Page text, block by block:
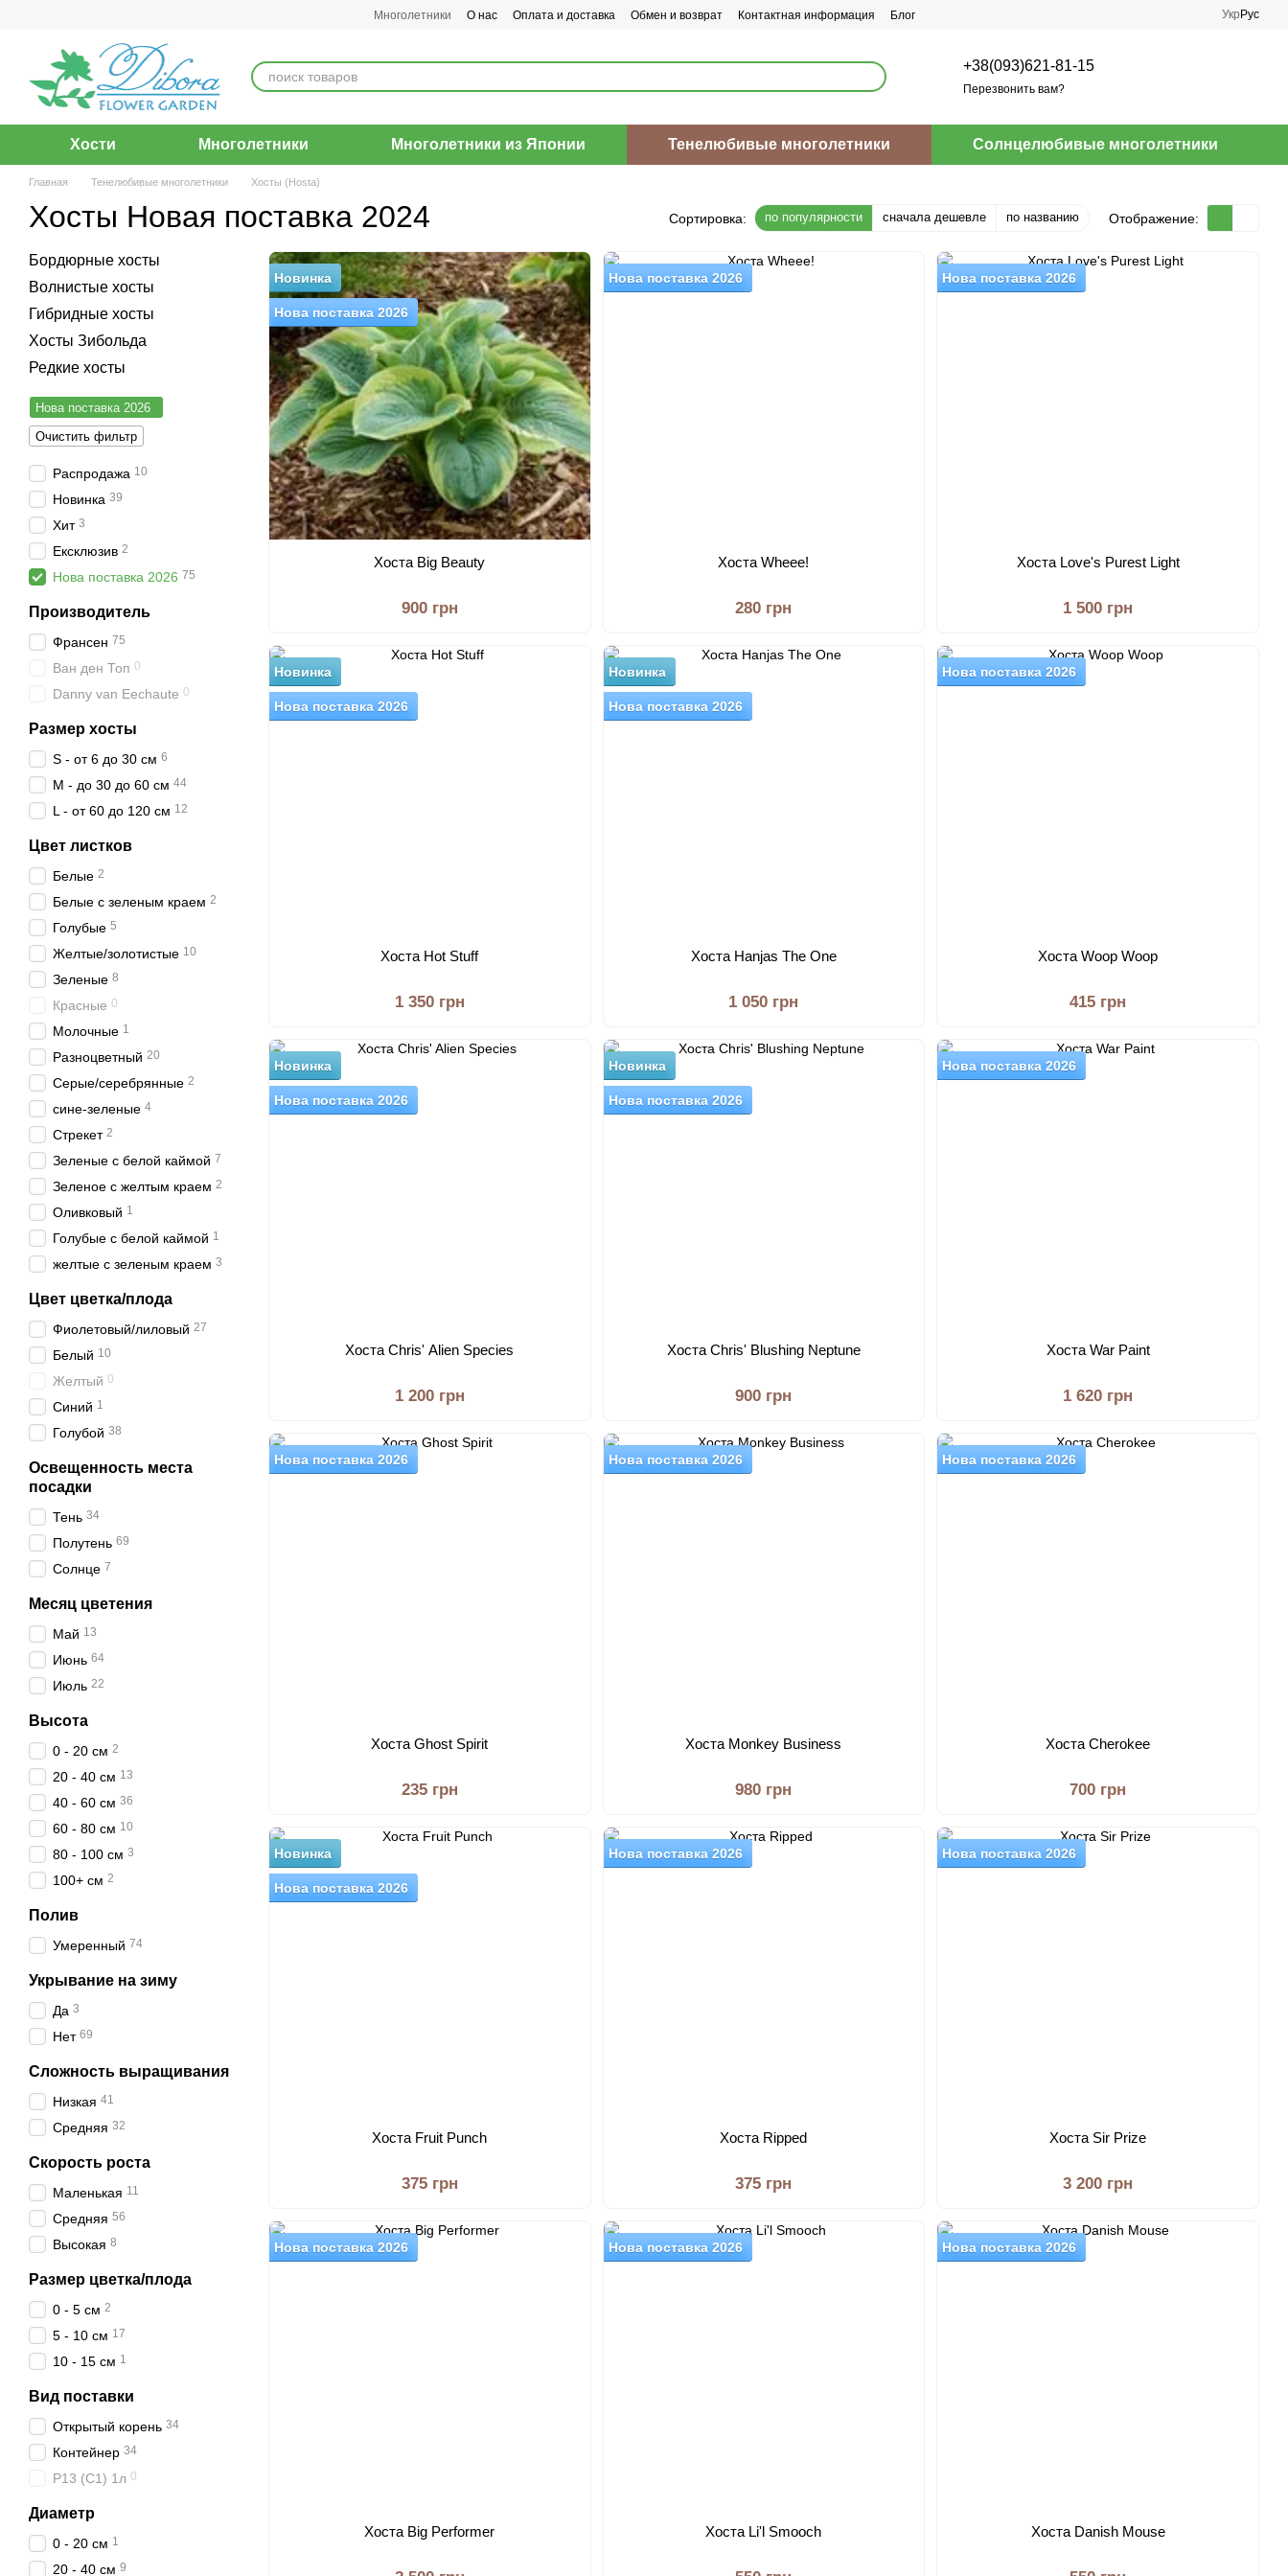
Многолетники О нас Оплата и доставка Обмен и возврат Контактная информация Блог Укр Рус
+38(093)621-81-15
Перезвонить вам?
Хости Многолетники Многолетники из Японии Тенелюбивые многолетники Солнцелюбивые многолетники
Главная Тенелюбивые многолетники Хосты (Hosta)
Хосты Новая поставка 2024 Сортировка: по популярности сначала дешевле по названию Отображение:
Новинка
Нова поставка 2026
Хоста Big Beauty
900 грн
Нова поставка 2026
Хоста Wheee!
280 грн
Нова поставка 2026
Хоста Love's Purest Light
1 500 грн
Новинка
Нова поставка 2026
Хоста Hot Stuff
1 350 грн
Новинка
Нова поставка 2026
Хоста Hanjas The One
1 050 грн
Нова поставка 2026
Хоста Woop Woop
415 грн
Новинка
Нова поставка 2026
Хоста Chris' Alien Species
1 200 грн
Новинка
Нова поставка 2026
Хоста Chris' Blushing Neptune
900 грн
Нова поставка 2026
Хоста War Paint
1 620 грн
Нова поставка 2026
Хоста Ghost Spirit
235 грн
Нова поставка 2026
Хоста Monkey Business
980 грн
Нова поставка 2026
Хоста Cherokee
700 грн
Новинка
Нова поставка 2026
Хоста Fruit Punch
375 грн
Нова поставка 2026
Хоста Ripped
375 грн
Нова поставка 2026
Хоста Sir Prize
3 200 грн
Нова поставка 2026
Хоста Big Performer
Нова поставка 2026
Хоста Li'l Smooch
Нова поставка 2026
Хоста Danish Mouse
Бордюрные хосты
Волнистые хосты
Гибридные хосты
Хосты Зибольда
Редкие хосты
Нова поставка 2026
Очистить фильтр
Распродажа 10
Новинка 39
Хит 3
Ексклюзив 2
Нова поставка 2026 75
Производитель
Франсен 75
Ван ден Топ 0
Danny van Eechaute 0
Размер хосты
S - от 6 до 30 см 6
M - до 30 до 60 см 44
L - от 60 до 120 см 12
Цвет листков
Белые 2
Белые с зеленым краем 2
Голубые 5
Желтые/золотистые 10
Зеленые 8
Красные 0
Молочные 1
Разноцветный 20
Серые/серебрянные 2
сине-зеленые 4
Стрекет 2
Зеленые с белой каймой 7
Зеленое с желтым краем 2
Оливковый 1
Голубые с белой каймой 1
желтые с зеленым краем 3
Цвет цветка/плода
Фиолетовый/лиловый 27
Белый 10
Желтый 0
Синий 1
Голубой 38
Освещенность места
посадки
Тень 34
Полутень 69
Солнце 7
Месяц цветения
Май 13
Июнь 64
Июль 22
Высота
0 - 20 см 2
20 - 40 см 13
40 - 60 см 36
60 - 80 см 10
80 - 100 см 3
100+ см 2
Полив
Умеренный 74
Укрывание на зиму
Да 3
Нет 69
Сложность выращивания
Низкая 41
Средняя 32
Скорость роста
Маленькая 11
Средняя 56
Высокая 8
Размер цветка/плода
0 - 5 см 2
5 - 10 см 17
10 - 15 см 1
Вид поставки
Открытый корень 34
Контейнер 34
P13 (C1) 1л 0
Диаметр
0 - 20 см 1
20 - 40 см 9